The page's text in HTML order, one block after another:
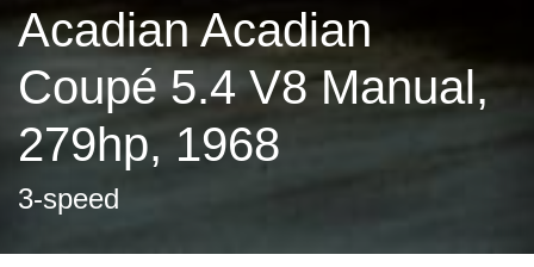
Acadian Acadian
Coupé 5.4 V8 Manual,
279hp, 1968
3-speed